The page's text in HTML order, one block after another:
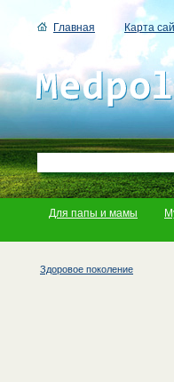
Главная Карта
Для папы и мамы
Здоровое поколение